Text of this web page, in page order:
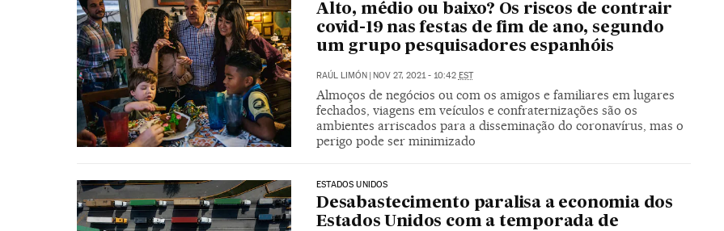
Alto, médio ou baixo? Os riscos de contrair
covid-19 nas festas de fim de ano, segundo
um grupo pesquisadores espanhóis
RAÚL LIMÓN | NOV 27, 2021 - 10:42 EST
Almoços de negócios ou com os amigos e familiares em lugares
fechados, viagens em veículos e confraternizações são os
ambientes arriscados para a disseminação do coronavírus, mas o
perigo pode ser minimizado
ESTADOS UNIDOS
Desabastecimento paralisa a economia dos
Estados Unidos com a temporada de